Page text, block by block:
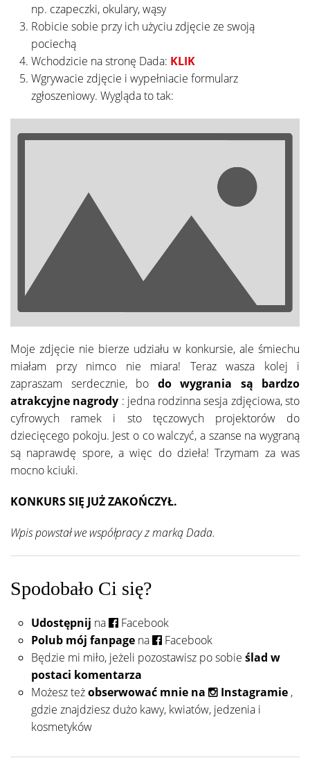
np. czapeczki, okulary, wąsy
Robicie sobie przy ich użyciu zdjęcie ze swoją
pociechą
Wchodzicie na stronę Dada: KLIK
Wgrywacie zdjęcie i wypełniacie formularz
zgłoszeniowy. Wygląda to tak:
Moje zdjęcie nie bierze udziału w konkursie, ale śmiechu
miałam przy nimco nie miara! Teraz wasza kolej i
zapraszam serdecznie, bo do wygrania są bardzo
atrakcyjne nagrody : jedna rodzinna sesja zdjęciowa, sto
cyfrowych ramek i sto tęczowych projektorów do
dziecięcego pokoju. Jest o co walczyć, a szanse na wygraną
są naprawdę spore, a więc do dzieła! Trzymam za was
mocno kciuki.
KONKURS SIĘ JUŻ ZAKOŃCZYŁ.
Wpis powstał we współpracy z marką Dada.
Spodobało Ci się?
Udostępnij na
Facebook
Polub mój fanpage na
Facebook
Będzie mi miło, jeżeli pozostawisz po sobie ślad w
postaci komentarza
Możesz teżobserwować mnie na Instagramie ,
gdzie znajdziesz dużo kawy, kwiatów, jedzenia i
kosmetyków